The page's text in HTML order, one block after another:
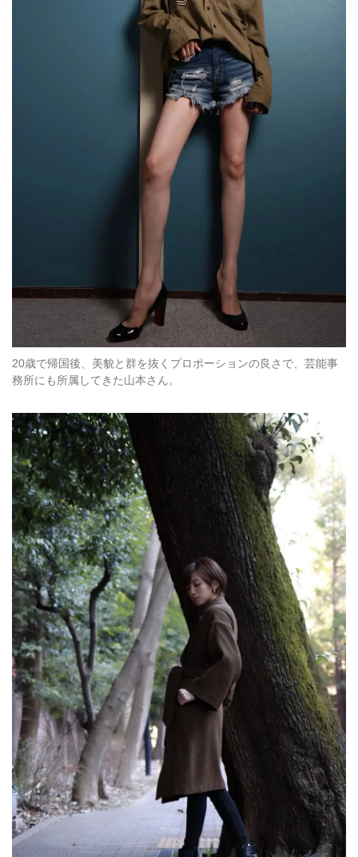
20歳で帰国後、美貌と群を抜くプロポーションの良さで、芸能事
務所にも所属してきた山本さん。